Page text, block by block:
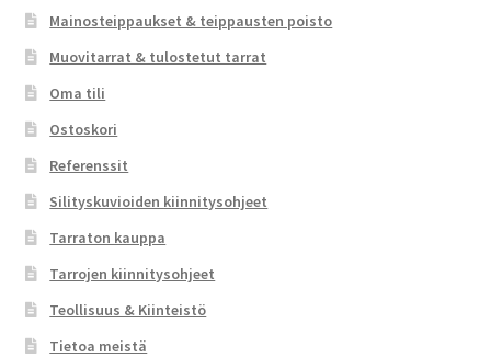
Mainosteippaukset & teippausten poisto
Muovitarrat & tulostetut tarrat
Oma tili
Ostoskori
Referenssit
Silityskuvioiden kiinnitysohjeet
Tarraton kauppa
Tarrojen kiinnitysohjeet
Teollisuus & Kiinteistö
Tietoa meistä